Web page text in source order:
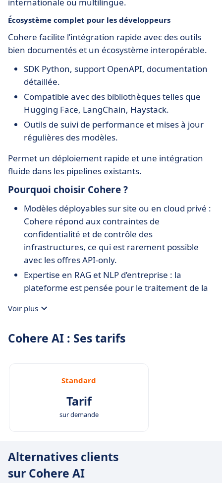
Écosystème complet pour les développeurs
Cohere facilite l’intégration rapide avec des outils
bien documentés et un écosystème interopérable.
SDK Python, support OpenAPI, documentation
détaillée.
Compatible avec des bibliothèques telles que
Hugging Face, LangChain, Haystack.
Outils de suivi de performance et mises à jour
régulières des modèles.
Permet un déploiement rapide et une intégration
fluide dans les pipelines existants.
Pourquoi choisir Cohere ?
Modèles déployables sur site ou en cloud privé :
Cohere répond aux contraintes de
confidentialité et de contrôle des
infrastructures, ce qui est rarement possible
avec les offres API-only.
Expertise en RAG et NLP d’entreprise : la
plateforme est pensée pour le traitement de la
génération de texte générique.
multilingues sont performants, même sur des
Modèles transparents et traçables : Cohere
communique clairement sur les données
utilisées et les performances, ce qui renforce la
confiance des entreprises.
data scientists de travailler efficacement, sans
dépendance excessive.
Voir plus
Cohere AI : Ses tarifs
Standard
Tarif
sur demande
Alternatives clients
sur Cohere AI